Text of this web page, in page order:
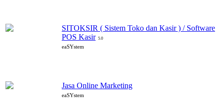
SITOKSIR ( Sistem Toko dan Kasir ) / Software
POS Kasir 5.0
eaSYstem
Jasa Online Marketing
eaSYstem